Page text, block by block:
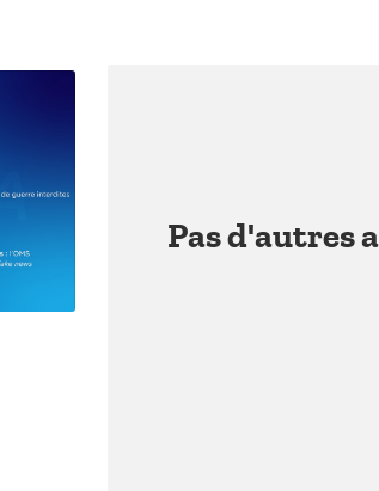
Pas d'autres